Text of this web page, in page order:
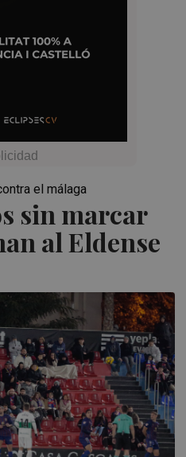
sin marcar
al Eldense
el málaga